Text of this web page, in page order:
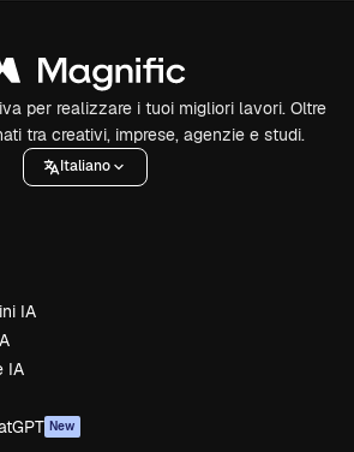
per realizzare i tuoi migliori lavori. Oltre
tra creativi, imprese, agenzie e studi.
Italiano
IA
IA
New